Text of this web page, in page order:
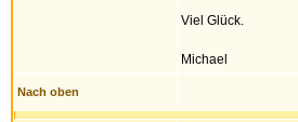
Viel Glück.
Michael
Nach oben